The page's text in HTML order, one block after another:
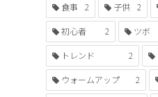
食事 2 子供 2
初心者 2 ツボ
トレンド 2
ウォームアップ 2